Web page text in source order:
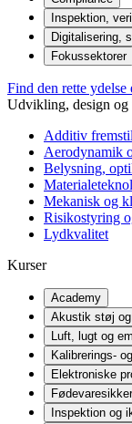
Inspektion,
Digitalisering,
Fokussektorer
Find den rette
Udvikling, design og
Additiv
Aerodynamik
Belysning,
Mekanisk og
Risikostyring
Lydkvalitet
Kurser
Academy
Akustik støj
Luft, lugt og
Kalibrerings-
Elektroniske
Inspektion og